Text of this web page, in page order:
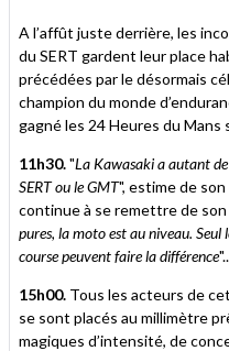
A l’affût juste derrière, les
du SERT gardent leur place
précédées par le désormais
champion du monde
gagné les 24 Heures du Mans
11h30."La Kawasaki a autant de
SERT ou le GMT", estime de
continue à se remettre de
pures, la moto est au niveau. Seul
course peuvent faire la différence
15h00. Tous les acteurs de
se sont placés au millimètre
magiques d’intensité, de